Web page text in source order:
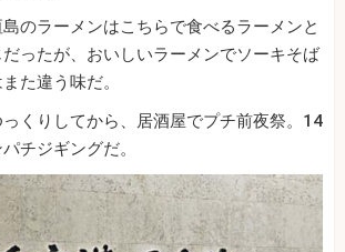
のラーメンはこちらで食べるラーメンと
ったが、おいしいラーメンでソーキそば
た違う味だ。
くりしてから、居酒屋でプチ前夜祭。14
チジギングだ。